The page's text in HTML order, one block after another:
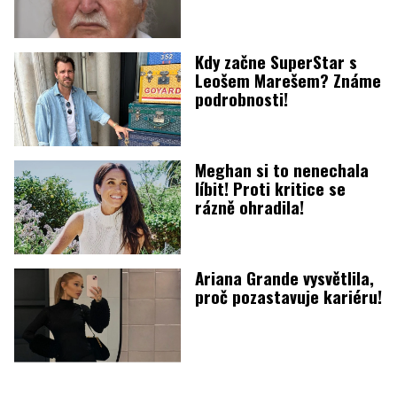
Kdy začne SuperStar s
Leošem Marešem? Známe
podrobnosti!
Meghan si to nenechala
líbit! Proti kritice se
rázně ohradila!
Ariana Grande vysvětlila,
proč pozastavuje kariéru!